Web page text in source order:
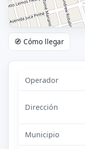
🧭 Cómo llegar
Operador
Dirección
Municipio